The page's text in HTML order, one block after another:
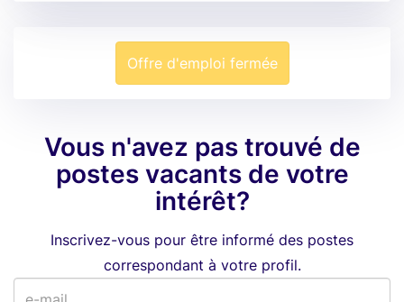
Offre d'emploi fermée
Vous n'avez pas trouvé de
postes vacants de votre
intérêt?
Inscrivez-vous pour être informé des postes
correspondant à votre profil.